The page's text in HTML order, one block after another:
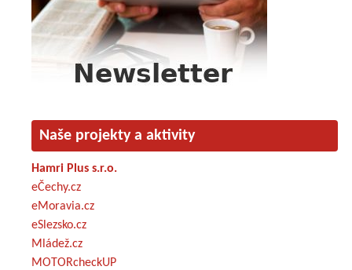
Naše projekty a aktivity
Hamri Plus s.r.o.
eČechy.cz
eMoravia.cz
eSlezsko.cz
Mládež.cz
MOTORcheckUP